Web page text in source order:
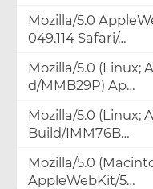
Mozilla/5.0
049.114 Safari/…
Mozilla/5.0 (Linux;
d/MMB29P) Ap…
Mozilla/5.0 (Linux;
Build/IMM76B…
Mozilla/5.0
AppleWebKit/5…